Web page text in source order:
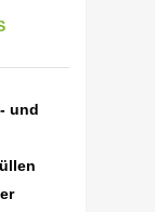
und